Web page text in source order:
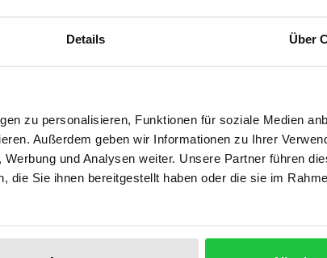
Details Über
zu personalisieren, Funktionen für soziale Medien
Außerdem geben wir Informationen zu Ihrer
und Analysen weiter. Unsere Partner führen
die Sie ihnen bereitgestellt haben oder die sie im
Angaben
Niedersachsen e.V. (KFN) auf
in deren Rahmen eine
Staatsanwälte, Strafrichter,